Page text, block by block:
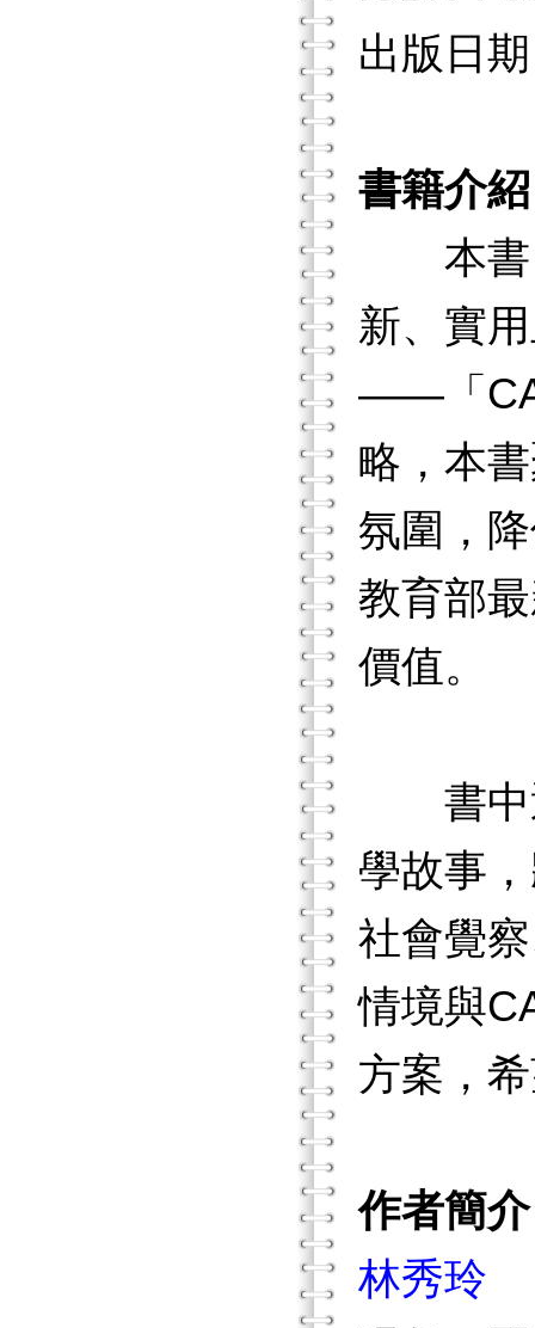
出版日
書籍介紹
本書旨
新、實
——「
略，本
氛圍，
教育部
價值。
書中透
學故事
社會覺
情境與
方案，
作者簡介
林秀玲